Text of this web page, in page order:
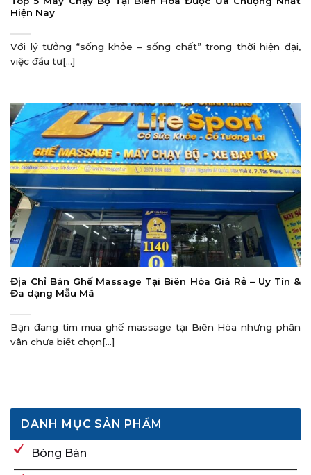
Hiện Nay
Với lý tưởng “sống khỏe – sống chất” trong thời hiện đại,
việc đầu tư[...]
Địa Chỉ Bán Ghế Massage Tại Biên Hòa Giá Rẻ – Uy Tín &
Đa dạng Mẫu Mã
Bạn đang tìm mua ghế massage tại Biên Hòa nhưng phân
vân chưa biết chọn[...]
DANH MỤC SẢN PHẨM
Bóng Bàn